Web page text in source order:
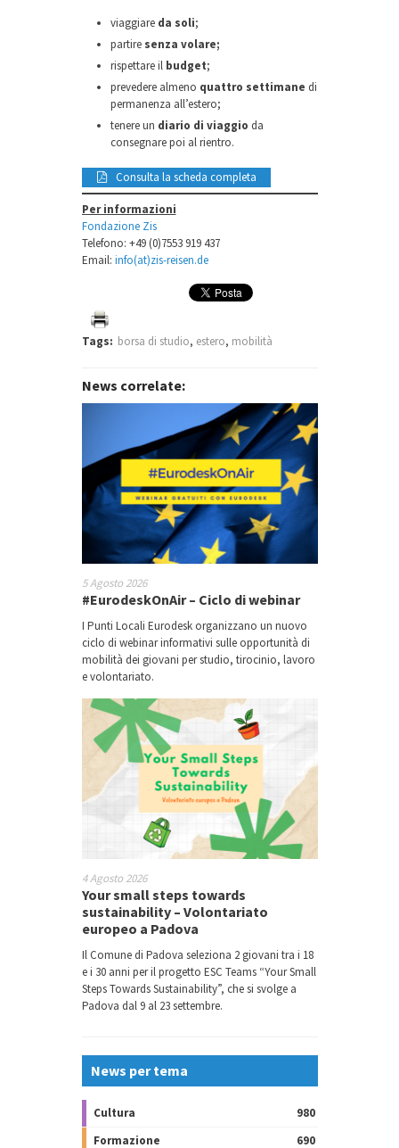
viaggiare da soli;
partire senza volare;
rispettare il budget;
prevedere almeno quattro settimane di
permanenza all’estero;
tenere un diario di viaggio da
consegnare poi al rientro.
Consulta la scheda completa
Per informazioni
Fondazione Zis
Telefono: +49 (0)7553 919 437
Email: info(at)zis-reisen.de
Tags: borsa di studio, estero, mobilità
News correlate:
5 Agosto 2026
#EurodeskOnAir – Ciclo di webinar
I Punti Locali Eurodesk organizzano un nuovo
ciclo di webinar informativi sulle opportunità di
mobilità dei giovani per studio, tirocinio, lavoro
e volontariato.
4 Agosto 2026
Your small steps towards
sustainability – Volontariato
europeo a Padova
Il Comune di Padova seleziona 2 giovani tra i 18
e i 30 anni per il progetto ESC Teams “Your Small
Steps Towards Sustainability”, che si svolge a
Padova dal 9 al 23 settembre.
News per tema
Cultura
980
Formazione
690